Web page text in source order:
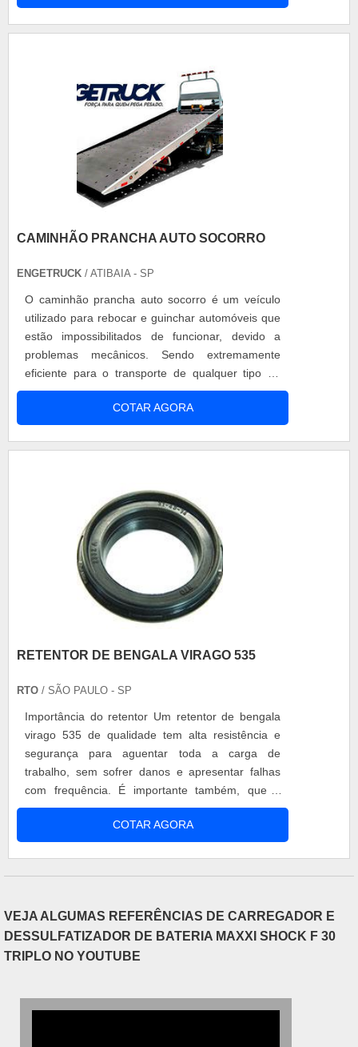
distribuição dos mesmos e no momento que o
CAMINHÃO PRANCHA AUTO SOCORRO
ENGETRUCK / ATIBAIA - SP
O caminhão prancha auto socorro é um veículo
utilizado para rebocar e guinchar automóveis que
estão impossibilitados de funcionar, devido a
problemas mecânicos. Sendo extremamente
eficiente para o transporte de qualquer tipo de
automotor é de suma importância que para
garantir resultados assertivos contar com uma
empresa confiável. Especificações do caminhão
COTAR AGORA
RETENTOR DE BENGALA VIRAGO 535
RTO / SÃO PAULO - SP
Importância do retentor Um retentor de bengala
virago 535 de qualidade tem alta resistência e
segurança para aguentar toda a carga de
trabalho, sem sofrer danos e apresentar falhas
com frequência. É importante também, que o
retentor de bengala tenha boa durabilidade para
que a peça não precise ser trocada a todo
momento, evitando assim, gastos extras e
COTAR AGORA
VEJA ALGUMAS REFERÊNCIAS DE CARREGADOR E
DESSULFATIZADOR DE BATERIA MAXXI SHOCK F 30
TRIPLO NO YOUTUBE